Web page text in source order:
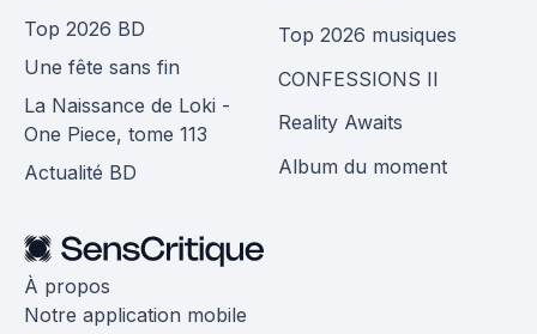
Top 2026 BD
Une fête sans fin
La Naissance de Loki -
One Piece, tome 113
Actualité BD
Top 2026 musiques
CONFESSIONS II
Reality Awaits
Album du moment
À propos
Notre application mobile